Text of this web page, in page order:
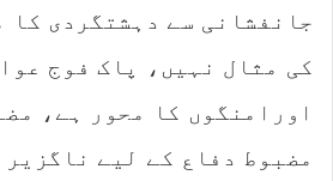
جانفشانی سے دہشتگردی کا
کی مثال نہیں، پاک فوج
اورامنگوں کا محور ہے،
مضبوط دفاع کے لیے